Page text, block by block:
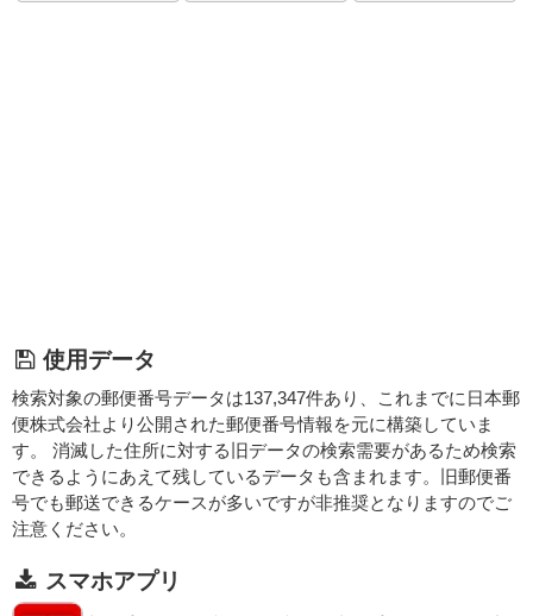
使用データ
検索対象の郵便番号データは137,347件あり、これまでに日本郵
便株式会社より公開された郵便番号情報を元に構築していま
す。 消滅した住所に対する旧データの検索需要があるため検索
できるようにあえて残しているデータも含まれます。旧郵便番
号でも郵送できるケースが多いですが非推奨となりますのでご
注意ください。
スマホアプリ